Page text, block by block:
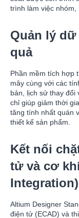
trình làm việc nhóm,
Quản lý
quả
Phần mềm tích hợp
mây cùng với các
bản, lịch sử thay đổi
chỉ giúp giảm thời
tăng tính nhất quán
thiết kế sản phẩm.
Kết nối
tử và cơ
Integration)
Altium Designer
điện tử (ECAD) và